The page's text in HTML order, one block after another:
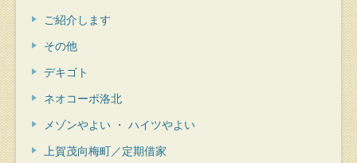
ご紹介します
その他
デキゴト
ネオコーポ洛北
メゾンやよい ・ ハイツやよい
上賀茂向梅町／定期借家